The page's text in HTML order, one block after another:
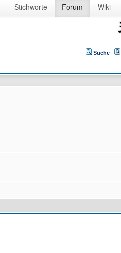
Stichworte Forum Wiki
Suche